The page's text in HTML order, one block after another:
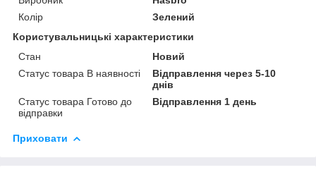
Колір
Зелений
Користувальницькі характеристики
Стан
Новий
Статус товара В наявності
Відправлення через 5-10
днів
Статус товара Готово до
відправки
Відправлення 1 день
Приховати